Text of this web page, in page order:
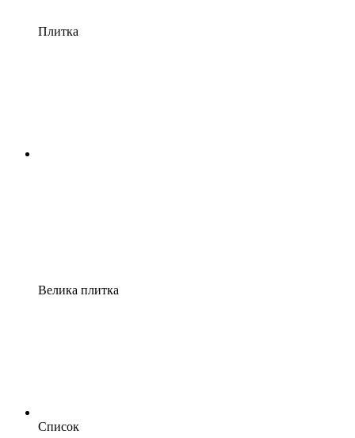
Плитка
Велика плитка
Список